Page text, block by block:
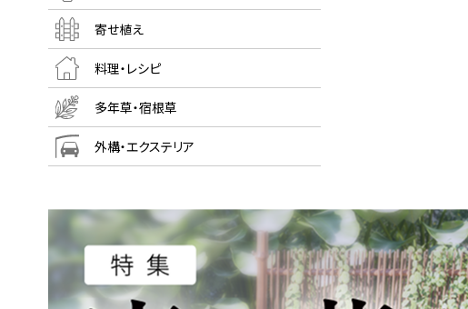
寄せ植え
料理・レシピ
多年草・宿根草
外構・エクステリア